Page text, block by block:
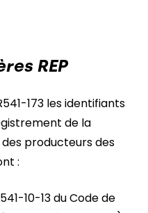
REP
173 les identifiants
de la
des producteurs des
:
10-13 du Code de